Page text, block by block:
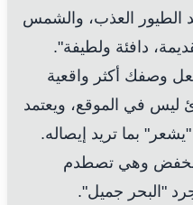
الطيور العذب، والشمس
دافئة ولطيفة".
وصفك أكثر واقعية
ليس في الموقع، ويعتمد
بما تريد إيصاله.
وهي تصطدم
"البحر جميل".